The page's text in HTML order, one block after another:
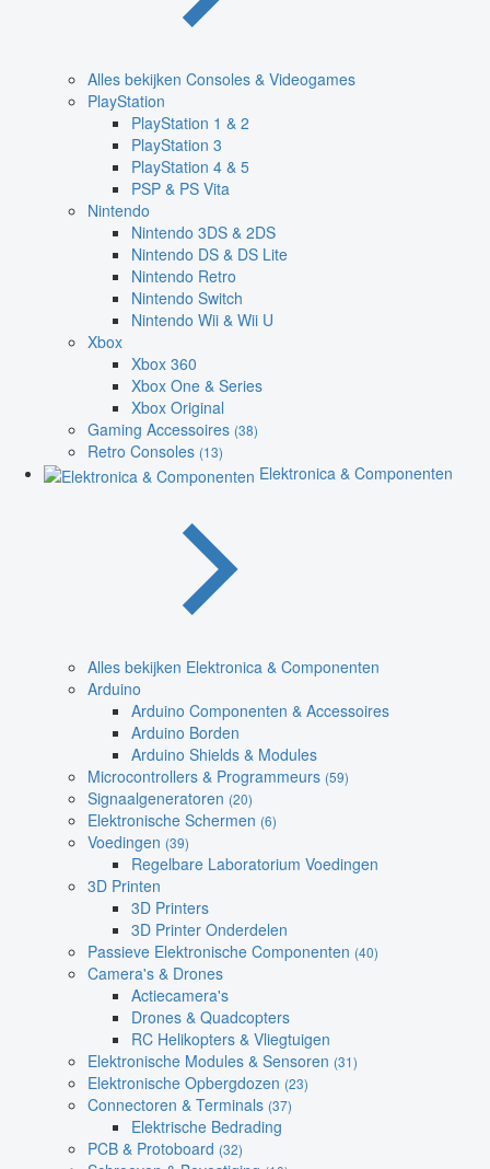
Alles bekijken Consoles & Videogames
PlayStation
PlayStation 1 & 2
PlayStation 3
PlayStation 4 & 5
PSP & PS Vita
Nintendo
Nintendo 3DS & 2DS
Nintendo DS & DS Lite
Nintendo Retro
Nintendo Switch
Nintendo Wii & Wii U
Xbox
Xbox 360
Xbox One & Series
Xbox Original
Gaming Accessoires (38)
Retro Consoles (13)
Elektronica & Componenten
Alles bekijken Elektronica & Componenten
Arduino
Arduino Componenten & Accessoires
Arduino Borden
Arduino Shields & Modules
Microcontrollers & Programmeurs (59)
Signaalgeneratoren (20)
Elektronische Schermen (6)
Voedingen (39)
Regelbare Laboratorium Voedingen
3D Printen
3D Printers
3D Printer Onderdelen
Passieve Elektronische Componenten (40)
Camera's & Drones
Actiecamera's
Drones & Quadcopters
RC Helikopters & Vliegtuigen
Elektronische Modules & Sensoren (31)
Elektronische Opbergdozen (23)
Connectoren & Terminals (37)
Elektrische Bedrading
PCB & Protoboard (32)